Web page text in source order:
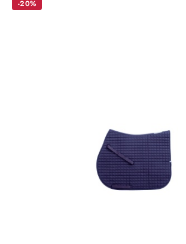
-20%